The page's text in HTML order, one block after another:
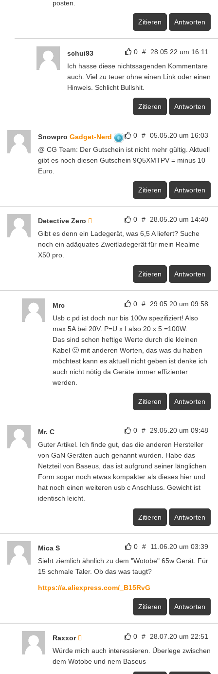
posten.
Zitieren Antworten
0 # 28.05.22 um 16:11
schui93
Ich hasse diese nichtssagenden Kommentare
auch. Viel zu teuer ohne einen Link oder einen
Hinweis. Schlicht Bullshit.
Zitieren Antworten
0 # 05.05.20 um 16:03
Snowpro Gadget-Nerd
@ CG Team: Der Gutschein ist nicht mehr gültig. Aktuell
gibt es noch diesen Gutschein 9Q5XMTPV = minus 10
Euro.
Zitieren Antworten
0 # 28.05.20 um 14:40
Detective Zero
Gibt es denn ein Ladegerät, was 6,5 A liefert? Suche
noch ein adäquates Zweitladegerät für mein Realme
X50 pro.
Zitieren Antworten
0 # 29.05.20 um 09:58
Mrc
Usb c pd ist doch nur bis 100w spezifiziert! Also
max 5A bei 20V. P=U x I also 20 x 5 =100W.
Das sind schon heftige Werte durch die kleinen
Kabel 🙂 mit anderen Worten, das was du haben
möchtest kann es aktuell nicht geben ist denke ich
auch nicht nötig da Geräte immer effizienter
werden.
Zitieren Antworten
0 # 29.05.20 um 09:48
Mr. C
Guter Artikel. Ich finde gut, das die anderen Hersteller
von GaN Geräten auch genannt wurden. Habe das
Netzteil von Baseus, das ist aufgrund seiner länglichen
Form sogar noch etwas kompakter als dieses hier und
hat noch einen weiteren usb c Anschluss. Gewicht ist
identisch leicht.
Zitieren Antworten
0 # 11.06.20 um 03:39
Mica S
Sieht ziemlich ähnlich zu dem "Wotobe" 65w Gerät. Für
15 schmale Taler. Ob das was taugt?
https://a.aliexpress.com/_B15RvG
Zitieren Antworten
0 # 28.07.20 um 22:51
Raxxor
Würde mich auch interessieren. Überlege zwischen
dem Wotobe und nem Baseus